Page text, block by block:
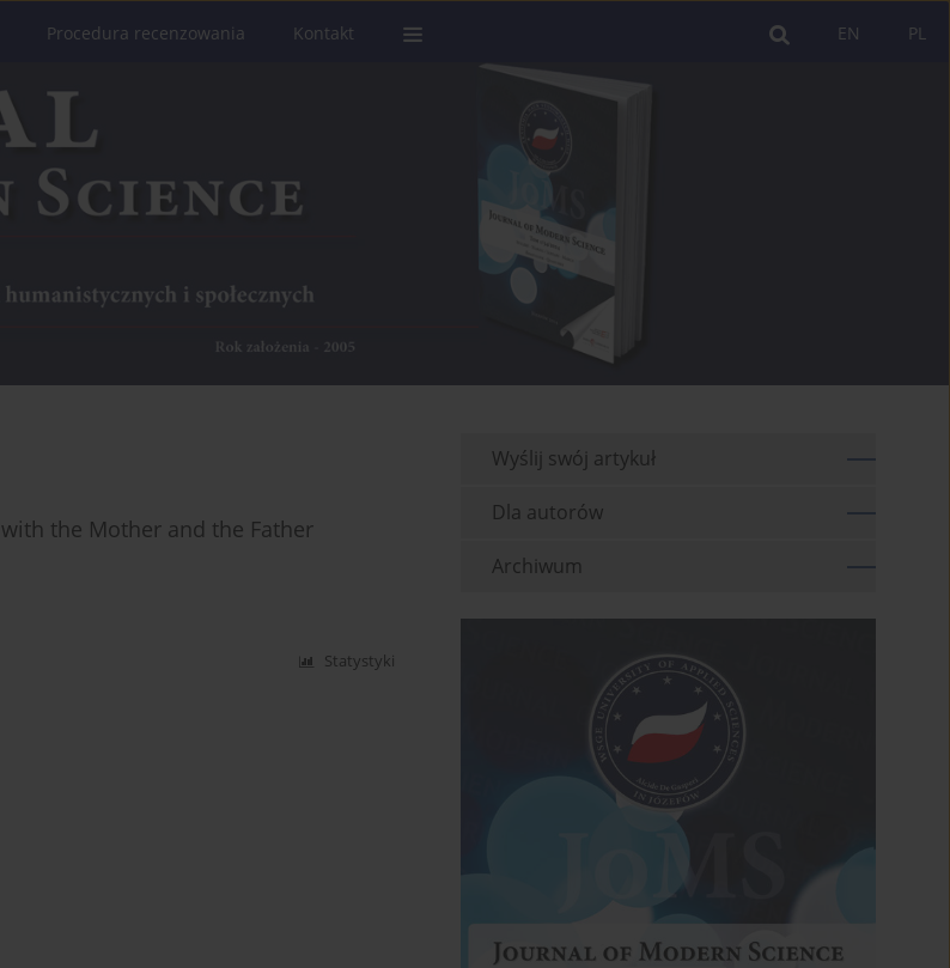
PL
EN
Procedura recenzowania Kontakt
the Mother and the Father
Statystyki
Wyślij swój artykuł
Dla autorów
Archiwum